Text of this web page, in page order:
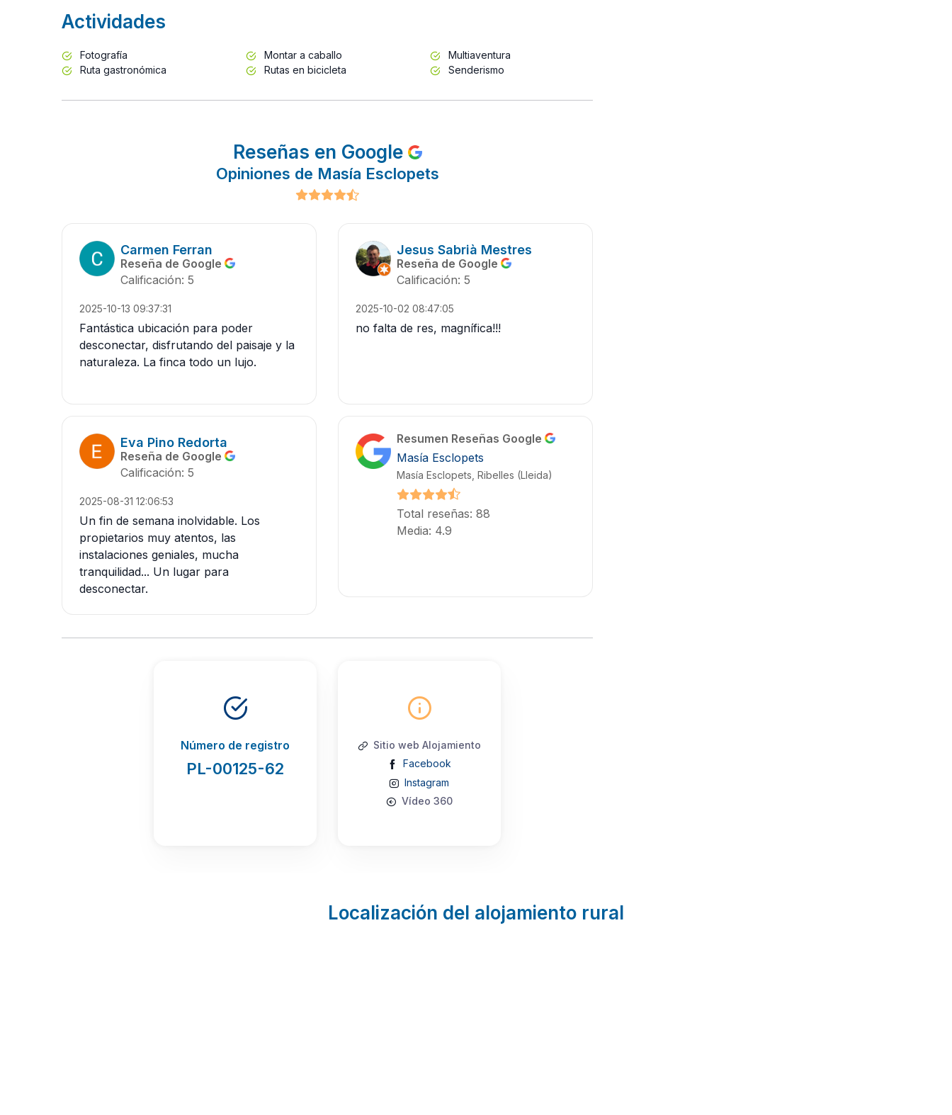
Actividades
Fotografía Montar a caballo
Multiaventura
Ruta gastronómica
Rutas en bicicleta Senderismo
Reseñas en Google
Opiniones de Masía Esclopets
Carmen Ferran
Reseña de Google
Calificación: 5
2025-10-13 09:37:31
Fantástica ubicación para poder
desconectar, disfrutando del paisaje y la
naturaleza. La finca todo un lujo.
Jesus Sabrià Mestres
Reseña de Google
Calificación: 5
2025-10-02 08:47:05
no falta de res, magnífica!!!
Eva Pino Redorta
Reseña de Google
Calificación: 5
2025-08-31 12:06:53
Un fin de semana inolvidable. Los
propietarios muy atentos, las
instalaciones geniales, mucha
tranquilidad... Un lugar para
desconectar.
Resumen Reseñas Google
Masía Esclopets
Masía Esclopets, Ribelles (Lleida)
Total reseñas: 88
Media: 4.9
Número de registro
PL-00125-62
Sitio web Alojamiento
Facebook
Instagram
Vídeo 360
Localización del alojamiento rural